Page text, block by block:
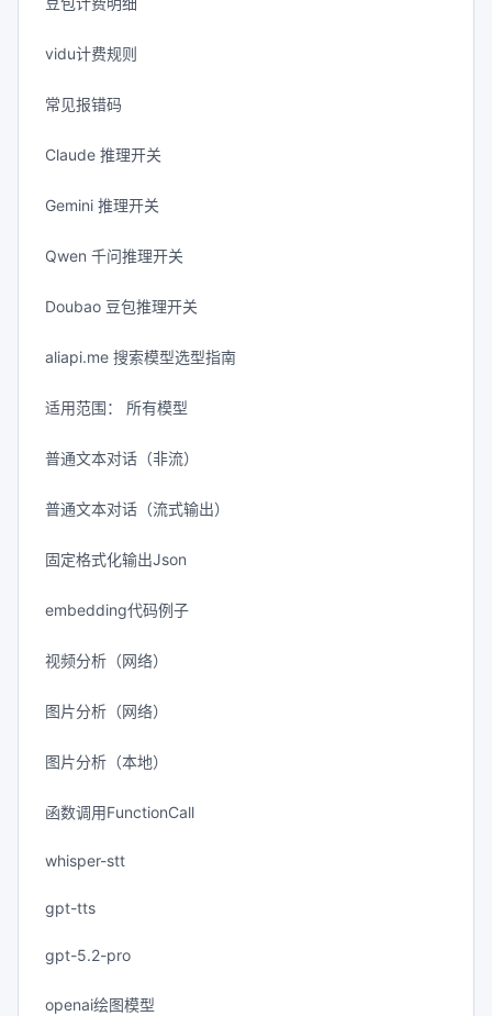
vidu计费规则
常见报错码
Claude 推理开关
Gemini 推理开关
Qwen 千问推理开关
Doubao 豆包推理开关
aliapi.me 搜索模型选型指南
适用范围： 所有模型
普通文本对话（非流）
普通文本对话（流式输出）
固定格式化输出Json
embedding代码例子
视频分析（网络）
图片分析（网络）
图片分析（本地）
函数调用FunctionCall
whisper-stt
gpt-tts
gpt-5.2-pro
openai绘图模型